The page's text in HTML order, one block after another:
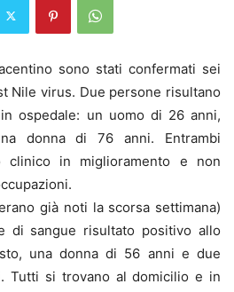
sono stati confermati sei
Nile virus. Due persone risultano
ospedale: un uomo di 26 anni,
donna di 76 anni. Entrambi
clinico in miglioramento e non
già noti la scorsa settimana)
di sangue risultato positivo allo
una donna di 56 anni e due
Tutti si trovano al domicilio e in